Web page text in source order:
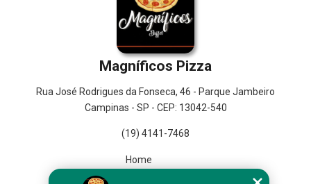
Magníficos Pizza
Rua José Rodrigues da Fonseca, 46 - Parque Jambeiro
Campinas - SP - CEP: 13042-540
(19) 4141-7468
Home